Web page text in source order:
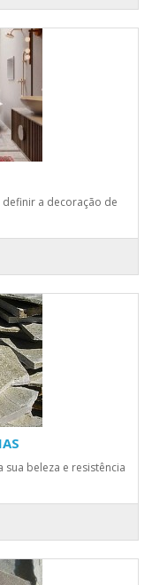
a decoração de
sua beleza e resistência